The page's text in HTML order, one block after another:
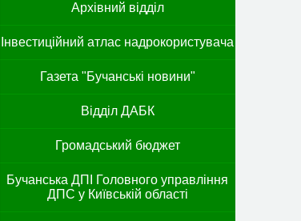
Архівний відділ
Інвестиційний атлас надрокористувача
Газета "Бучанські новини"
Відділ ДАБК
Громадський бюджет
Бучанська ДПІ Головного управління
ДПС у Київській області